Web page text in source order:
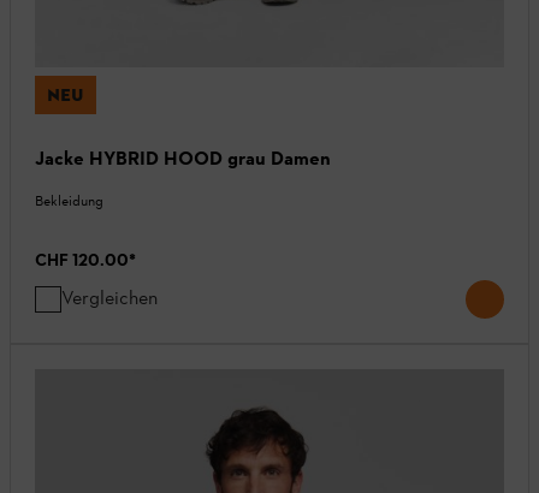
NEU
Jacke HYBRID HOOD grau Damen
Bekleidung
CHF 120.00*
Vergleichen